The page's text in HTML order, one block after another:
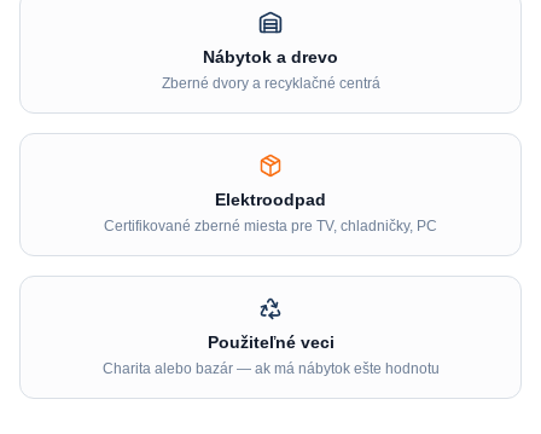
Nábytok a drevo
Zberné dvory a recyklačné centrá
Elektroodpad
Certifikované zberné miesta pre TV, chladničky, PC
Použiteľné veci
Charita alebo bazár — ak má nábytok ešte hodnotu